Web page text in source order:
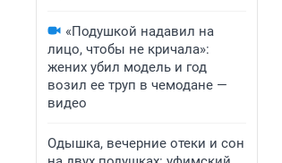
«Подушкой надавил на
лицо, чтобы не кричала»:
жених убил модель и год
возил ее труп в чемодане —
видео
Одышка, вечерние отеки и сон